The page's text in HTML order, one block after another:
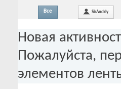
Все SirAndriy
Новая
Пожалуйста,
элементов